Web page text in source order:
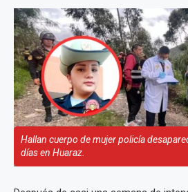
Hallan cuerpo de mujer policía
días en Huaraz.